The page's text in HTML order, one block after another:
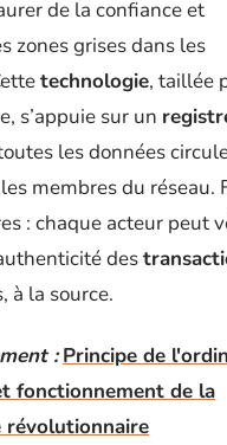
de la confiance et
zones grises dans les
technologie, taillée
s’appuie sur un
les données
membres du réseau.
: chaque acteur peut
des
à la source.
: Principe de
fonctionnement de la
révolutionnaire